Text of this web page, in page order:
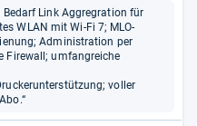
Bedarf Link Aggregration für
WLAN mit Wi-Fi 7; MLO-
Administration per
Firewall; umfangreiche
voller